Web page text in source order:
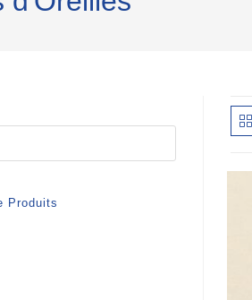
Produits